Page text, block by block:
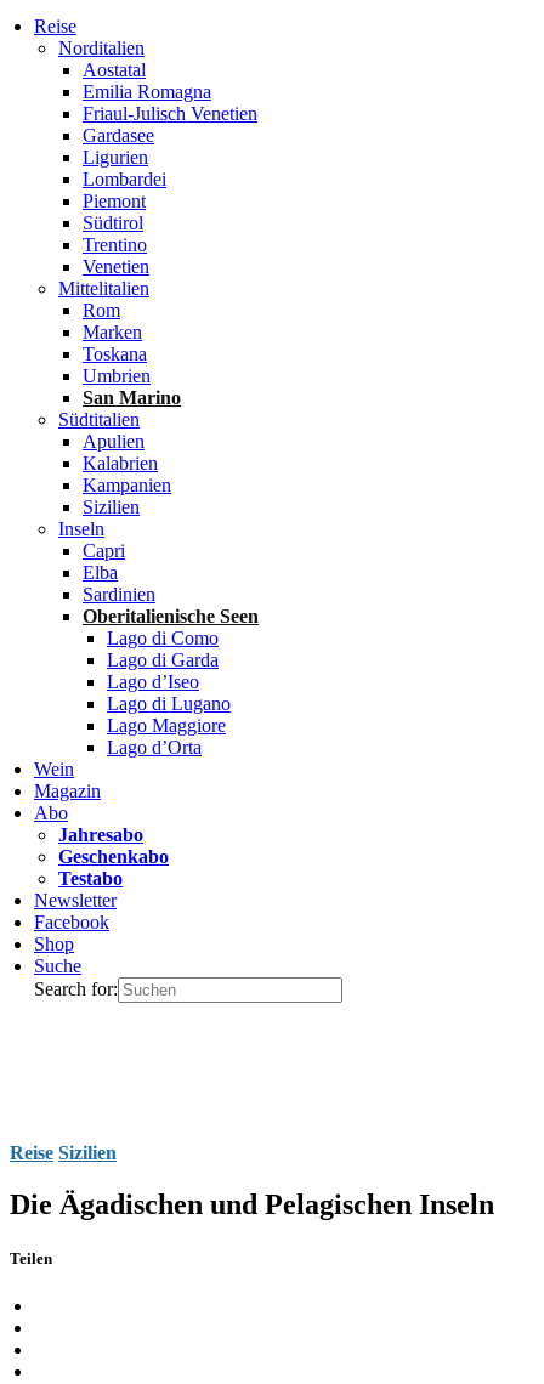
Reise
Norditalien
Aostatal
Emilia Romagna
Friaul-Julisch Venetien
Gardasee
Ligurien
Lombardei
Piemont
Südtirol
Trentino
Venetien
Mittelitalien
Rom
Marken
Toskana
Umbrien
San Marino
Südtitalien
Apulien
Kalabrien
Kampanien
Sizilien
Inseln
Capri
Elba
Sardinien
Oberitalienische Seen
Lago di Como
Lago di Garda
Lago d’Iseo
Lago di Lugano
Lago Maggiore
Lago d’Orta
Wein
Magazin
Abo
Jahresabo
Geschenkabo
Testabo
Newsletter
Facebook
Shop
Suche
Search for:
Reise Sizilien
Die Ägadischen und Pelagischen Inseln
Teilen